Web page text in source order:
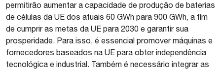
permitirão aumentar a capacidade de produção de baterias
de células da UE dos atuais 60 GWh para 900 GWh, a fim
de cumprir as metas da UE para 2030 e garantir sua
prosperidade. Para isso, é essencial promover máquinas e
fornecedores baseados na UE para obter independência
tecnológica e industrial. Também é necessário integrar as